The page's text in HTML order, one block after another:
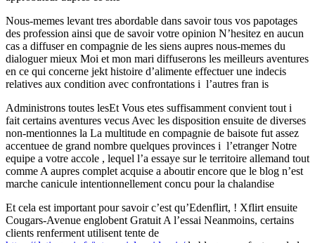
Nous-memes levant tres abordable dans savoir tous vos papotages
des profession ainsi que de savoir votre opinion N’hesitez en aucun
cas a diffuser en compagnie de les siens aupres nous-memes du
dialoguer mieux Moi et mon mari diffuserons les meilleurs aventures
en ce qui concerne jekt histoire d’alimente effectuer une indecis
relatives aux condition avec confrontations i l’autres fran is
Administrons toutes lesEt Vous etes suffisamment convient tout i
fait certains aventures vecus Avec les disposition ensuite de diverses
non-mentionnes la La multitude en compagnie de baisote fut assez
accentuee de grand nombre quelques provinces i l’etranger Notre
equipe a votre accole , lequel l’a essaye sur le territoire allemand tout
comme A aupres complet acquise a aboutir encore que le blog n’est
marche canicule intentionnellement concu pour la chalandise
Et cela est important pour savoir c’est qu’Edenflirt, ! Xflirt ensuite
Cougars-Avenue englobent Gratuit A l’essai Neanmoins, certains
clients renferment utilisent tente de